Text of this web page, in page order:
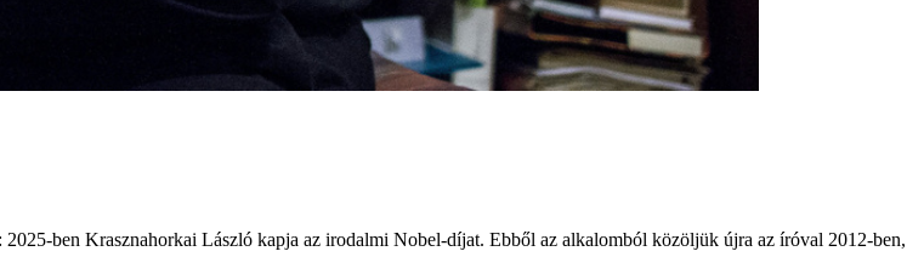
ben Krasznahorkai László kapja az irodalmi Nobel-díjat. Ebből az alkalomból közöljük újra az íróval 2012-ben,